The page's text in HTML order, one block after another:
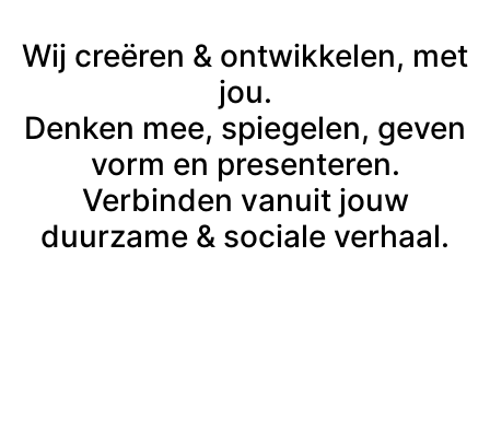
Wij creëren & ontwikkelen, met
jou.
Denken mee, spiegelen, geven
vorm en presenteren.
Verbinden vanuit jouw
duurzame & sociale verhaal.